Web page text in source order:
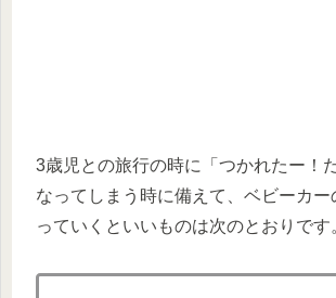
3歳児との旅行の時に「つかれたー！
なってしまう時に備えて、ベビーカ
っていくといいものは次のとおりです